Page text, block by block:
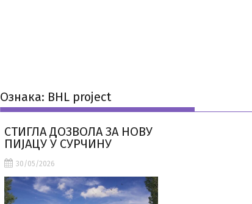
Ознака: BHL project
СТИГЛА ДОЗВОЛА ЗА НОВУ
ПИЈАЦУ У СУРЧИНУ
30/05/2026